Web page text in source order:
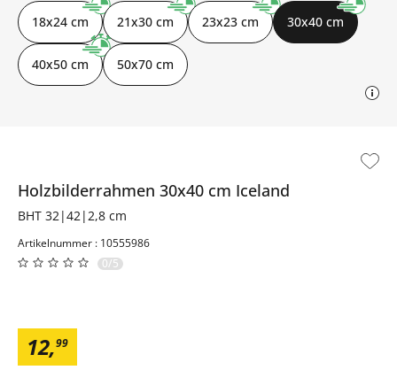
Holzbilderrahmen 30x40 cm Iceland
BHT 32|42|2,8 cm
Artikelnummer : 10555986
0/5
12,99
18x24 cm 21x30 cm 23x23 cm 30x40 cm
40x50 cm 50x70 cm